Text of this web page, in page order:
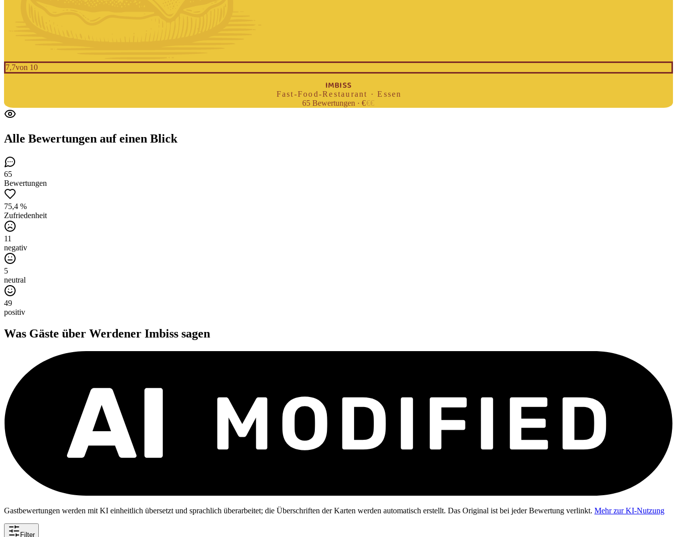
7,7von 10
WERDENER
IMBISS
Fast-Food-Restaurant · Essen
65 Bewertungen ·€€€
Alle Bewertungen auf einen Blick
65
Bewertungen
75,4 %
Zufriedenheit
11
negativ
5
neutral
49
positiv
Was Gäste über Werdener Imbiss sagen
Gastbewertungen werden mit KI einheitlich übersetzt und sprachlich überarbeitet; die Überschriften der Karten werden automatisch erstellt. Das Original ist bei jeder Bewertung verlinkt. Mehr zur KI-Nutzung
Filter